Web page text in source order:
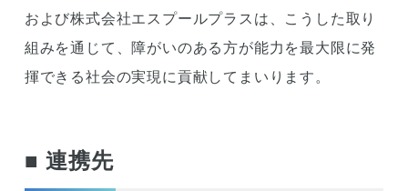
および株式会社エスプールプラスは、こうした取り
組みを通じて、障がいのある方が能力を最大限に発
揮できる社会の実現に貢献してまいります。
■ 連携先